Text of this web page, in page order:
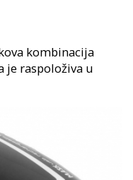
kombinacija
je raspoloživa u